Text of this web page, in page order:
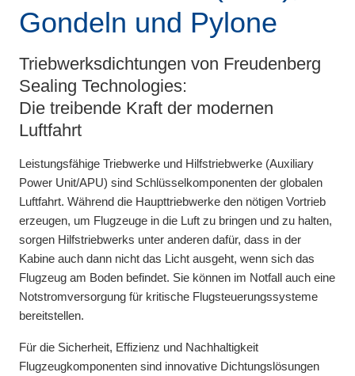
Gondeln und Pylone
Triebwerksdichtungen von Freudenberg
Sealing Technologies:
Die treibende Kraft der modernen
Luftfahrt
Leistungsfähige Triebwerke und Hilfstriebwerke (Auxiliary
Power Unit/APU) sind Schlüsselkomponenten der globalen
Luftfahrt. Während die Haupttriebwerke den nötigen Vortrieb
erzeugen, um Flugzeuge in die Luft zu bringen und zu halten,
sorgen Hilfstriebwerks unter anderen dafür, dass in der
Kabine auch dann nicht das Licht ausgeht, wenn sich das
Flugzeug am Boden befindet. Sie können im Notfall auch eine
Notstromversorgung für kritische Flugsteuerungssysteme
bereitstellen.
Für die Sicherheit, Effizienz und Nachhaltigkeit
Flugzeugkomponenten sind innovative Dichtungslösungen